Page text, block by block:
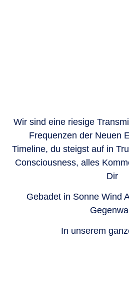
Wir sind eine riesige
Frequenzen der Neuen
Timeline, du steigst auf in
Consciousness, alles
Dir
Gebadet in Sonne Wind
In unserem